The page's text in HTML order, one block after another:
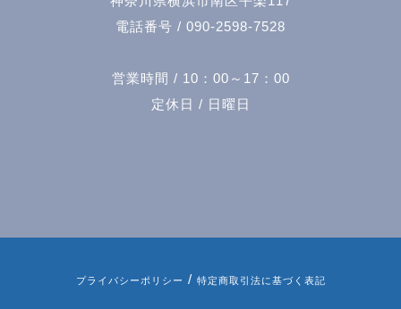
電話番号 / 090-2598-7528
営業時間 / 10：00～17：00
定休日 / 日曜日
プライバシーポリシー / 特定商取引法に基づく表記